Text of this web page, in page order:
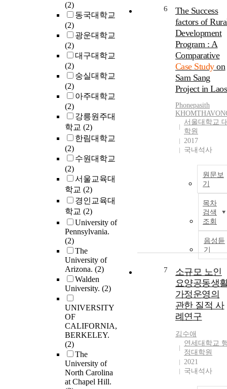
(2)
동국대학교
(2)
광운대학교
(2)
대구대학교
(2)
숭실대학교
(2)
아주대학교
(2)
강릉원주대
학교 (2)
한림대학교
(2)
수원대학교
(2)
서울교육대
학교 (2)
경인교육대
학교 (2)
University of
Pennsylvania.
(2)
The
University of
Arizona. (2)
Walden
University. (2)
UNIVERSITY
OF
CALIFORNIA,
BERKELEY.
(2)
The
University of
North Carolina
at Chapel Hill.
6
The Success
factors of
Development
Program : A
Comparative
Case Study on
Sam Sang
Project in Laos
Phonepasith
서울대학교
학원
2017
국내석사
원문보
기
목차
검색
조회
음성듣
기
7
소규모 노인
요양공동생
가정운영의
관한 질적 사
례연구
김수애
연세대학교
정대학원
2021
국내석사